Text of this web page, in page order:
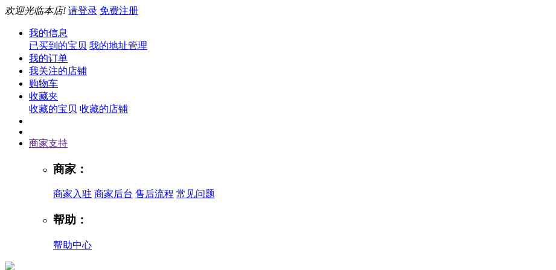
欢迎光临本店! 请登录 免费注册
我的信息
已买到的宝贝 我的地址管理
我的订单
我关注的店铺
购物车
收藏夹
收藏的宝贝 收藏的店铺
商家支持
商家：
商家入驻 商家后台 售后流程 常见问题
帮助：
帮助中心